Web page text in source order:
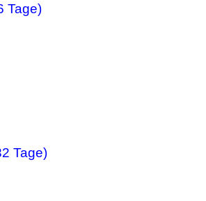
Tage)
Tage)